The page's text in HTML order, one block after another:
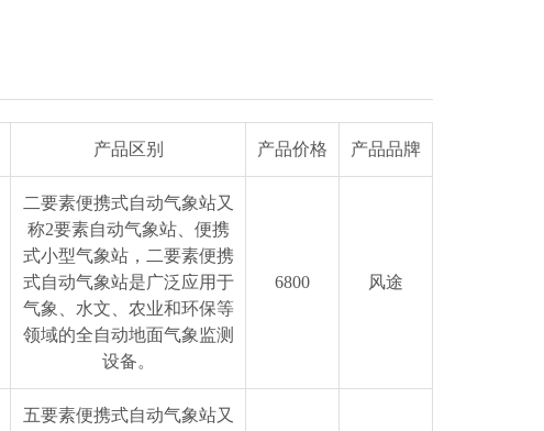
产品区别 产品价格 产品品牌
二要素便携式自动气象站又
称2要素自动气象站、便携
式小型气象站，二要素便携
式自动气象站是广泛应用于
气象、水文、农业和环保等
领域的全自动地面气象监测
设备。
6800 风途
五要素便携式自动气象站又